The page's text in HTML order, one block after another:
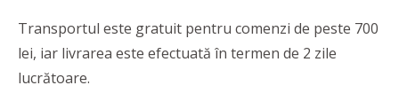
Transportul este gratuit pentru comenzi de peste 700
lei, iar livrarea este efectuată în termen de 2 zile
lucrătoare.